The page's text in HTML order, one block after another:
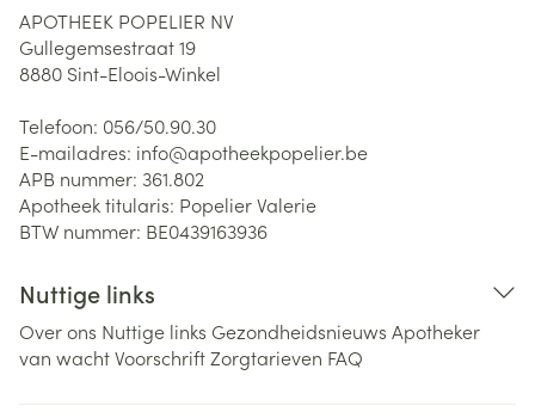
APOTHEEK POPELIER NV
Gullegemsestraat 19
8880 Sint-Eloois-Winkel
Telefoon: 056/50.90.30
E-mailadres: info@apotheekpopelier.be
APB nummer: 361.802
Apotheek titularis: Popelier Valerie
BTW nummer: BE0439163936
Nuttige links
Over ons Nuttige links Gezondheidsnieuws Apotheker
van wachtVoorschriftZorgtarieven FAQ